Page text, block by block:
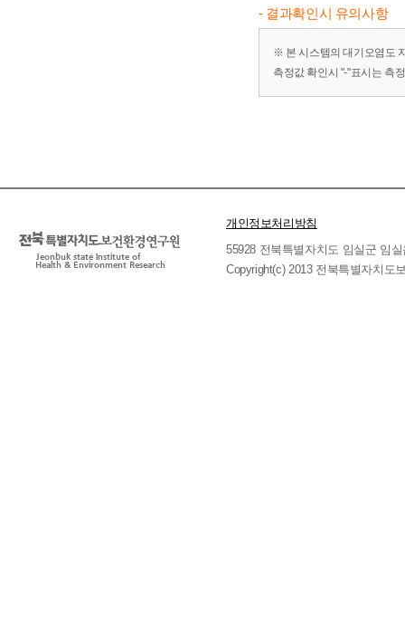
08일 22시
2026년 08월
08일 21시
2026년 08월
08일 20시
08일 17시
2026년 08월
08일 16시
- 결과확인시 유의사항
※ 본 시스템의 대기오염도
측정값 확인시 "-"표시는 측
개인정보처리방침
55928 전북특별자치도 임실군 임
Copyright(c) 2013 전북특별자치도